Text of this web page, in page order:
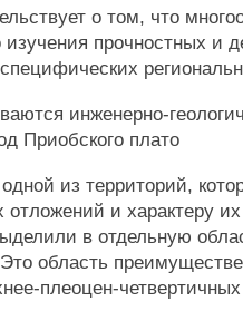
о том, что
изучения прочностных
инженерно-
Приобского плато
из территорий,
и характеру
в отдельную
область
плеоцен-